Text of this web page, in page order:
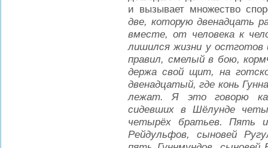
и вызывает множество
две, которую двенадцать
вместе, от человека к
лишился жизни у остготов
правил, смелый в бою,
держа свой щит, на
двенадцатый, где конь
лежат. Я это говорю
сидевших в Шёлунде
четырёх братьев. Пять
Рейдульфов, сыновей